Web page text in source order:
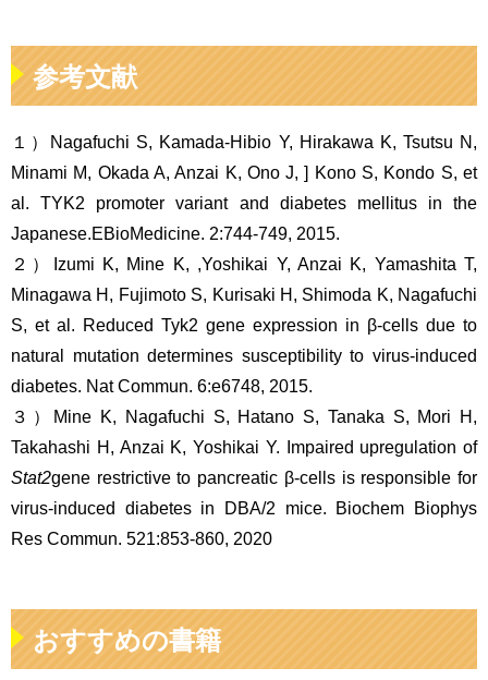
参考文献
１）Nagafuchi S, Kamada-Hibio Y, Hirakawa K, Tsutsu N,
Minami M, Okada A, Anzai K, Ono J, ] Kono S, Kondo S, et
al. TYK2 promoter variant and diabetes mellitus in the
Japanese.EBioMedicine. 2:744-749, 2015.
２）Izumi K, Mine K, ,Yoshikai Y, Anzai K, Yamashita T,
Minagawa H, Fujimoto S, Kurisaki H, Shimoda K, Nagafuchi
S, et al. Reduced Tyk2 gene expression in β-cells due to
natural mutation determines susceptibility to virus-induced
diabetes. Nat Commun. 6:e6748, 2015.
３）Mine K, Nagafuchi S, Hatano S, Tanaka S, Mori H,
Takahashi H, Anzai K, Yoshikai Y. Impaired upregulation of
Stat2gene restrictive to pancreatic β-cells is responsible for
virus-induced diabetes in DBA/2 mice. Biochem Biophys
Res Commun. 521:853-860, 2020
おすすめの書籍